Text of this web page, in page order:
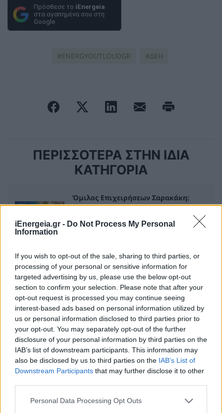
iEnergeia.gr - Do Not Process My Personal
Information
If you wish to opt-out of the sale, sharing to third parties, or
processing of your personal or sensitive information for
targeted advertising by us, please use the below opt-out
section to confirm your selection. Please note that after your
opt-out request is processed you may continue seeing
interest-based ads based on personal information utilized by
us or personal information disclosed to third parties prior to
your opt-out. You may separately opt-out of the further
disclosure of your personal information by third parties on the
IAB’s list of downstream participants. This information may
also be disclosed by us to third parties on the IAB’s List of
Downstream Participants that may further disclose it to other
Personal Data Processing Opt Outs
Πρόσθεσε το iEnergeia
στα αγαπημένα σου στη
Google
ENERGYOUTLOUDGR ΔΕΗ
ΠΕΡΙΣΣΟΤΕΡΑ ΣΤΗΝ ΙΔΙΑ
ΚΑΤΗΓΟΡΙΑ
Όμιλος Επιχειρήσεων Σαρακάκη:
Δημοσίευση της τρίτης Έκθεσης
Βιωσιμότητας για το έτος αναφοράς
2025
Νέα έργα ενεργειακής αναβάθμισης
ενισχύουν τις υποδομές του
Πανεπιστημίου Δυτικής Μακεδονίας
08 Ιουλίου 2026
ΣΧΕΤΙΚΑ ΑΡΘΡΑ